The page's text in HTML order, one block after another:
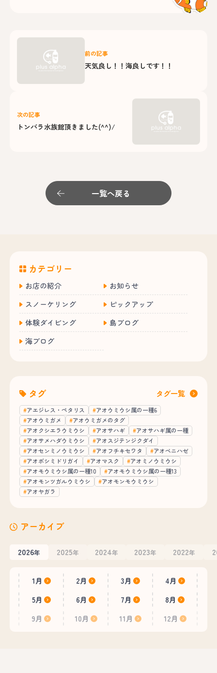
前の記事
天気良し！！海良しです！！
次の記事
トンバラ水族館頂きました(^^)/
一覧へ戻る
カテゴリー
お店の紹介
お知らせ
スノーケリング
ピックアップ
体験ダイビング
島ブログ
海ブログ
タグ タグ一覧
アエジレス・ペタリス
アオウミウシ属の一種6
アオウミガメ
アオウミガメのタグ
アオクシエラウミウシ
アオサハギ
アオサハギ属の一種
アオサメハダウミウシ
アオスジテンジクダイ
アオセンミノウミウシ
アオフチキセワタ
アオベニハゼ
アオボシミドリガイ
アオマスク
アオミノウミウシ
アオモウミウシ属の一種10
アオモウミウシ属の一種13
アオモンツガルウミウシ
アオモンモウミウシ
アオヤガラ
アーカイブ
2026年 2025年 2024年 2023年 2022年
1月 2月 3月
4月
5月
6月 7月
8月
9月
10月 11月 12月